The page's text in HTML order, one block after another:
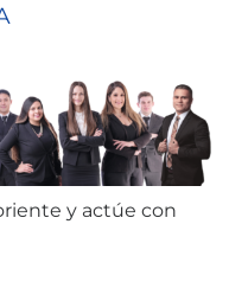
y actúe con